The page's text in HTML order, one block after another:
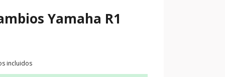
Yamaha R1
incluidos